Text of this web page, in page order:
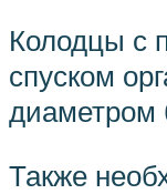
Колодцы с
спуском
диаметром
Также